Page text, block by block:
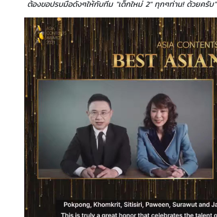
ต้องขอปรบมือดังๆให้กับทีม "เด็กใหม่ 2" ทุกๆท่าน! ด้วยครั